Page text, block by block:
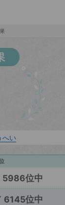
へい
5986位中
6145位中